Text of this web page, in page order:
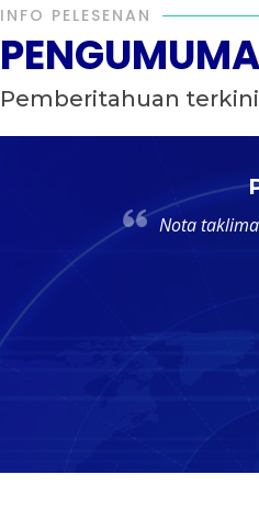
INFO PELESENAN
Pemberitahuan terkini